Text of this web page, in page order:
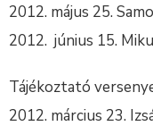
2012. május 25.
2012. június 15.
Tájékoztató
2012. március 23.